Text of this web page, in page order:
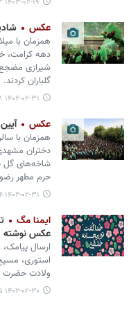
۱۴۰۳-۰۲-۱۹ ۰۸:۵۳
عکس
همزمان با
دهه کرامت،
شیرازی
گلباران کردند.
۱۴۰۲-۰۲-۳۱ ۱۵:۳۸
عکس
همزمان با
دختران
شاخه‌های
حرم مطهر
۱۴۰۲-۰۲-۳۱ ۱۳:۵۶
ایمنا مگ
عکس نوشته
ارسال
ولادت
۱۴۰۲-۰۲-۳۰ ۱۵:۲۵